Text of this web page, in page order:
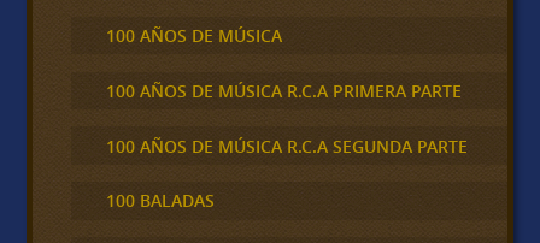
100 AÑOS DE MÚSICA
100 AÑOS DE MÚSICA R.C.A PRIMERA PARTE
100 AÑOS DE MÚSICA R.C.A SEGUNDA PARTE
100 BALADAS